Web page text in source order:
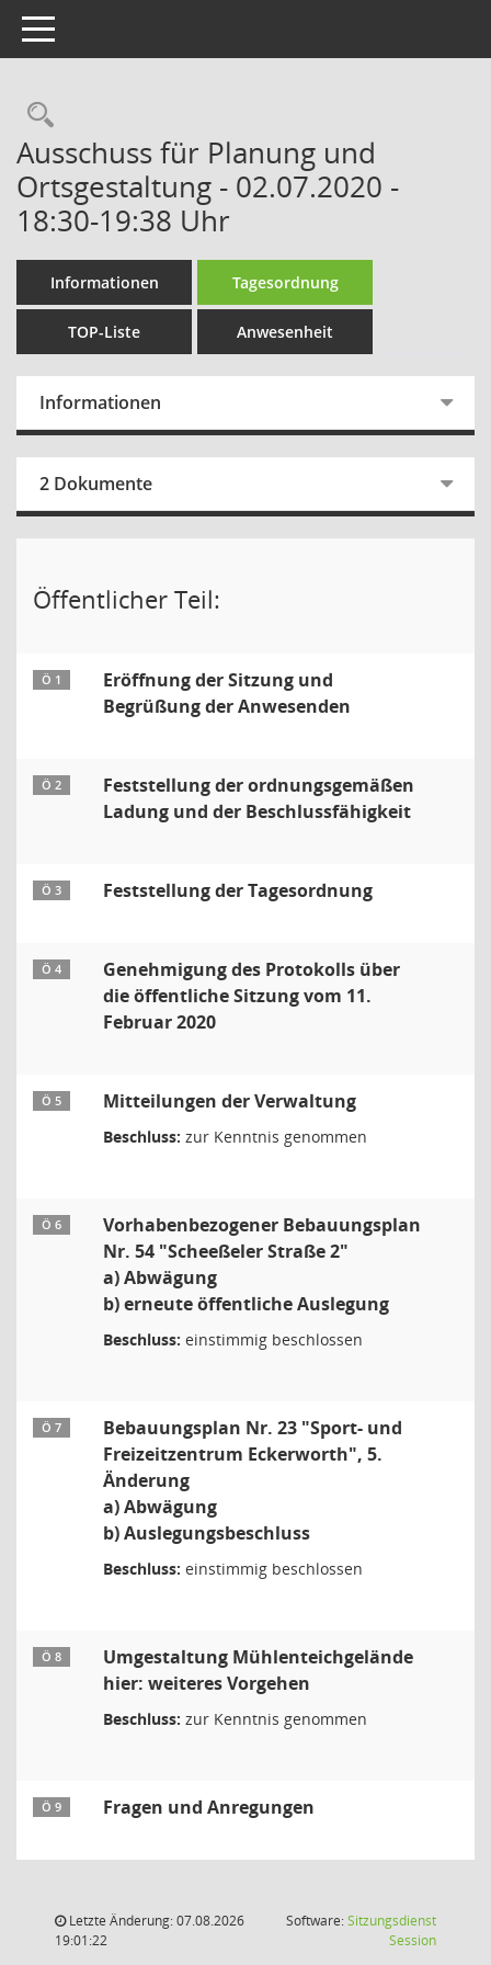
Toggle navigation
Rechercheauswahl
Ausschuss für Planung und
Ortsgestaltung - 02.07.2020 -
18:30-19:38 Uhr
Informationen Tagesordnung
TOP-Liste Anwesenheit
Informationen
2 Dokumente
Öffentlicher Teil:
Ö 1
Eröffnung der Sitzung und
Begrüßung der Anwesenden
Ö 2
Feststellung der ordnungsgemäßen
Ladung und der Beschlussfähigkeit
Ö 3 Feststellung der Tagesordnung
Ö 4
Genehmigung des Protokolls über
die öffentliche Sitzung vom 11.
Februar 2020
Ö 5 Mitteilungen der Verwaltung
Beschluss: zur Kenntnis genommen
Ö 6
Vorhabenbezogener Bebauungsplan
Nr. 54 "Scheeßeler Straße 2"
a) Abwägung
b) erneute öffentliche Auslegung
Beschluss: einstimmig beschlossen
Ö 7
Bebauungsplan Nr. 23 "Sport- und
Freizeitzentrum Eckerworth", 5.
Änderung
a) Abwägung
b) Auslegungsbeschluss
Beschluss: einstimmig beschlossen
Ö 8
Umgestaltung Mühlenteichgelände
hier: weiteres Vorgehen
Beschluss: zur Kenntnis genommen
Ö 9 Fragen und Anregungen
Letzte Änderung: 07.08.2026
19:01:22
Software:Sitzungsdienst
Session(Wird in